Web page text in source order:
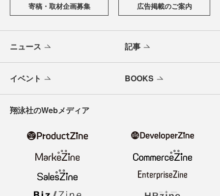
寄稿・取材企画募集 広告掲載のご案内
ニュース 記事
イベント BOOKS
翔泳社のWebメディア